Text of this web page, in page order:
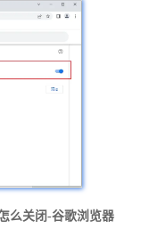
么关闭-谷歌浏览器